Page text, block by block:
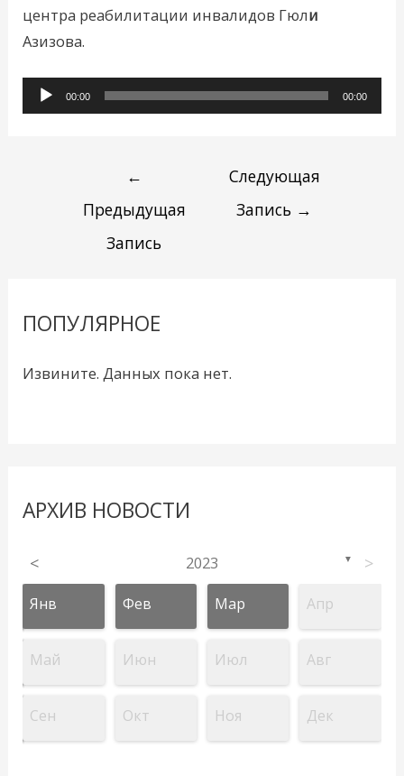
центра реабилитации инвалидов Гюли
Азизова.
Аудиоплеер
00:00 00:00
←
Предыдущая
Запись
Следующая
Запись →
ПОПУЛЯРНОЕ
Извините. Данных пока нет.
АРХИВ НОВОСТИ
< 2023 ▼ >
Янв Фев Мар Апр
Май Июн Июл Авг
Сен Окт Ноя Дек